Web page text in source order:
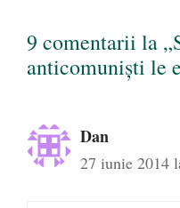
9 comentarii la
anticomunişti le
Dan
27 iunie 2014